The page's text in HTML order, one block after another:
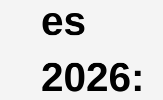
es
2026: